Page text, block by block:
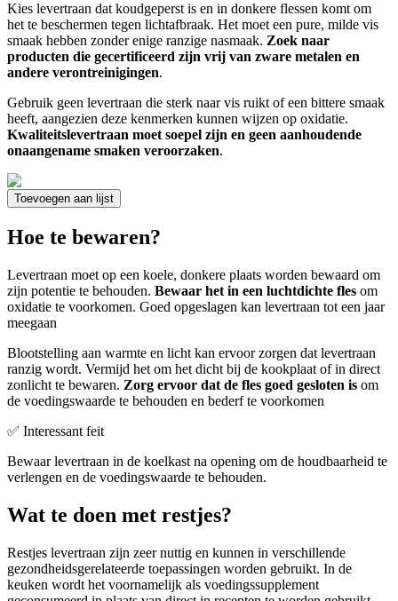
Kies levertraan dat koudgeperst is en in donkere flessen komt om
het te beschermen tegen lichtafbraak. Het moet een pure, milde vis
smaak hebben zonder enige ranzige nasmaak. Zoek naar
producten die gecertificeerd zijn vrij van zware metalen en
andere verontreinigingen.
Gebruik geen levertraan die sterk naar vis ruikt of een bittere smaak
heeft, aangezien deze kenmerken kunnen wijzen op oxidatie.
Kwaliteitslevertraan moet soepel zijn en geen aanhoudende
onaangename smaken veroorzaken.
Toevoegen aan lijst
Hoe te bewaren?
Levertraan moet op een koele, donkere plaats worden bewaard om
zijn potentie te behouden. Bewaar het in een luchtdichte fles om
oxidatie te voorkomen. Goed opgeslagen kan levertraan tot een jaar
meegaan
Blootstelling aan warmte en licht kan ervoor zorgen dat levertraan
ranzig wordt. Vermijd het om het dicht bij de kookplaat of in direct
zonlicht te bewaren. Zorg ervoor dat de fles goed gesloten is om
de voedingswaarde te behouden en bederf te voorkomen
✅ Interessant feit
Bewaar levertraan in de koelkast na opening om de houdbaarheid te
verlengen en de voedingswaarde te behouden.
Wat te doen met restjes?
Restjes levertraan zijn zeer nuttig en kunnen in verschillende
gezondheidsgerelateerde toepassingen worden gebruikt. In de
keuken wordt het voornamelijk als voedingssupplement